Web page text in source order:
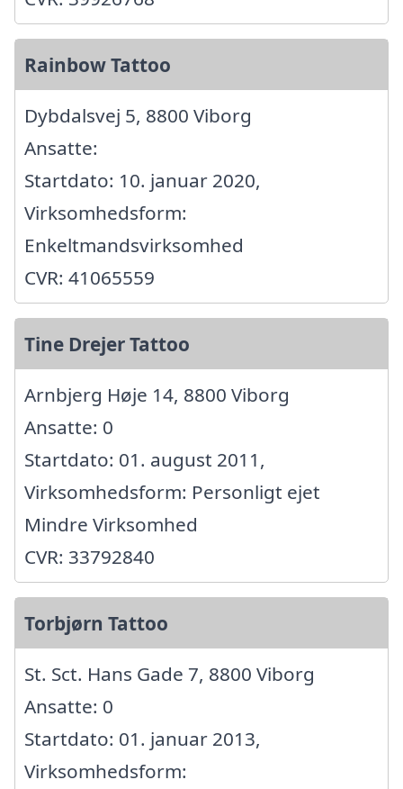
Rainbow Tattoo
Dybdalsvej 5, 8800 Viborg
Ansatte:
Startdato: 10. januar 2020,
Virksomhedsform:
Enkeltmandsvirksomhed
CVR: 41065559
Tine Drejer Tattoo
Arnbjerg Høje 14, 8800 Viborg
Ansatte: 0
Startdato: 01. august 2011,
Virksomhedsform: Personligt ejet
Mindre Virksomhed
CVR: 33792840
Torbjørn Tattoo
St. Sct. Hans Gade 7, 8800 Viborg
Ansatte: 0
Startdato: 01. januar 2013,
Virksomhedsform: